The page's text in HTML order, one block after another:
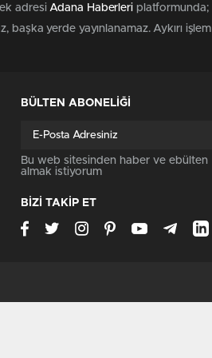
adresiAdana Haberleriplatformunda;
başka yerde yayınlanamaz. Aykırı işlem
BÜLTEN ABONELİĞİ
Bu web sitesinden haber ve ebülten
almak istiyorum
BİZİ TAKİP ET